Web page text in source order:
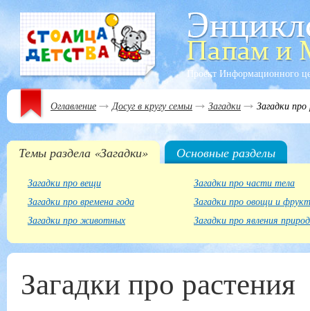
Проект Информационного
Оглавление Досуг в кругу семьи Загадки Загадки
Темы раздела «Загадки» Основные разделы
Загадки про вещи
Загадки про времена года
Загадки про животных
Загадки про части тела
Загадки про овощи и
Загадки про явления
Загадки про растения